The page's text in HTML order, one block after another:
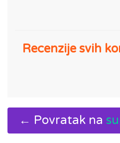
Recenzije svih
← Povratak na